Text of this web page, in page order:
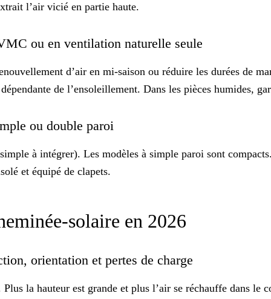
l’air vicié en partie haute.
ou en ventilation naturelle seule
d’air en mi-saison ou réduire les durées de
de l’ensoleillement. Dans les pièces humides,
ou double paroi
à intégrer). Les modèles à simple paroi sont
et équipé de clapets.
solaire en 2026
orientation et pertes de charge
la hauteur est grande et plus l’air se réchauffe dans le